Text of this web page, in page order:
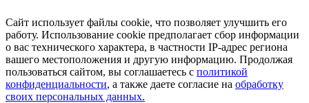
Сайт использует файлы cookie, что позволяет улучшить его
работу. Использование cookie предполагает сбор информации
о вас технического характера, в частности IP-адрес региона
вашего местоположения и другую информацию. Продолжая
пользоваться сайтом, вы соглашаетесь с политикой
конфиденциальности, а также даете согласие на обработку
своих персональных данных.